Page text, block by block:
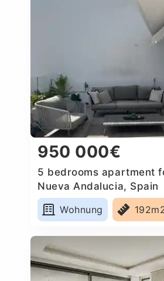
950 000€
5 bedrooms apartment
Nueva Andalucia, Spain
Wohnung